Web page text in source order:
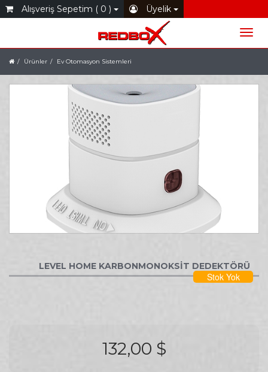
Alışveriş Sepetim ( 0 ) Üyelik
Ürünler Ev Otomasyon Sistemleri
LEVEL HOME KARBONMONOKSİT DEDEKTÖRÜ
Stok Yok
132,00 $